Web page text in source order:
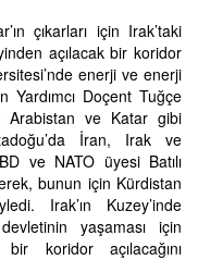
çıkarları için Irak’taki
açılacak bir koridor
enerji ve enerji
Yardımcı Doçent Tuğçe
Arabistan ve Katar gibi
İran, Irak ve
ve NATO üyesi Batılı
bunun için Kürdistan
Irak’ın Kuzey’inde
yaşaması için
koridor açılacağını